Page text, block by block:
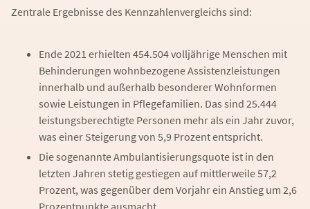
Zentrale Ergebnisse des Kennzahlenvergleichs sind:
Ende 2021 erhielten 454.504 volljährige Menschen mit
Behinderungen wohnbezogene Assistenzleistungen
innerhalb und außerhalb besonderer Wohnformen
sowie Leistungen in Pflegefamilien. Das sind 25.444
leistungsberechtigte Personen mehr als ein Jahr zuvor,
was einer Steigerung von 5,9 Prozent entspricht.
Die sogenannte Ambulantisierungsquote ist in den
letzten Jahren stetig gestiegen auf mittlerweile 57,2
Prozent, was gegenüber dem Vorjahr ein Anstieg um 2,6